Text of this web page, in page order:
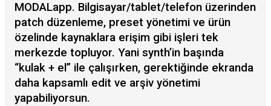
MODALapp. Bilgisayar/tablet/telefon üzerinden
patch düzenleme, preset yönetimi ve ürün
özelinde kaynaklara erişim gibi işleri tek
merkezde topluyor. Yani synth’in başında
“kulak + el” ile çalışırken, gerektiğinde ekranda
daha kapsamlı edit ve arşiv yönetimi
yapabiliyorsun.